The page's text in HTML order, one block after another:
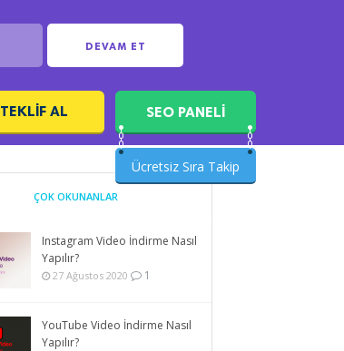
DEVAM ET
TEKLIF AL SEO PANELİ
Ücretsiz Sıra Takip
ÇOK OKUNANLAR
Instagram Video İndirme Nasıl
Yapılır?
27 Ağustos 2020 1
YouTube Video İndirme Nasıl
Yapılır?